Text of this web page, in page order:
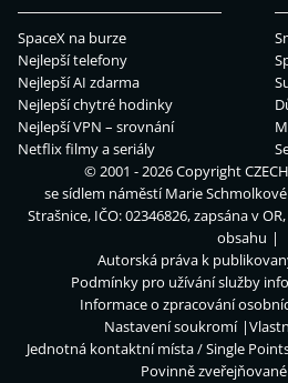
SpaceX na burze
Nejlepší telefony
Nejlepší AI zdarma
Nejlepší chytré hodinky
Nejlepší VPN – srovnání
Netflix filmy a seriály
© 2001 - 2026 Copyright
se sídlem náměstí Marie
Strašnice, IČO: 02346826, zapsána v
obsahu
Autorská práva k
Podmínky pro užívání služby
Informace o zpracování
Nastavení soukromí
Jednotná kontaktní místa / Single
Povinně